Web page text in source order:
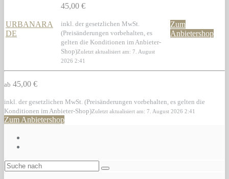
URBANARA
DE
45,00 €
inkl. der gesetzlichen MwSt.
(Preisänderungen vorbehalten, es
gelten die Konditionen im Anbieter-
Shop)Zuletzt aktualisiert am: 7. August
2026 2:41
Zum
Anbietershop
ab 45,00 €
inkl. der gesetzlichen MwSt. (Preisänderungen vorbehalten, es gelten die
Konditionen im Anbieter-Shop)Zuletzt aktualisiert am: 7. August 2026 2:41
Zum Anbietershop